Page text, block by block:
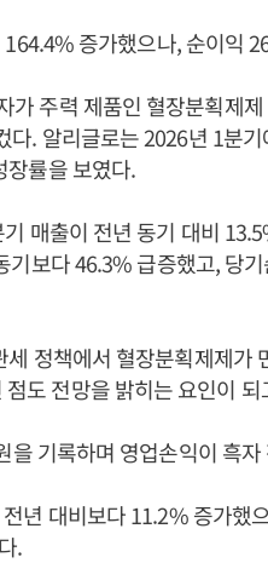
증가했으나, 순이익
가 주력 제품인 혈장분획제제
. 알리글로는 2026년 1분
장률을 보였다.
매출이 전년 동기 대비
보다 46.3% 급증했고, 당
정책에서 혈장분획제제가
도 전망을 밝히는 요인이 되
을 기록하며 영업손익이 흑
년 대비보다 11.2% 증가했
.